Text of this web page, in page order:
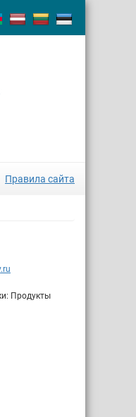
Правила сайта
Продукты